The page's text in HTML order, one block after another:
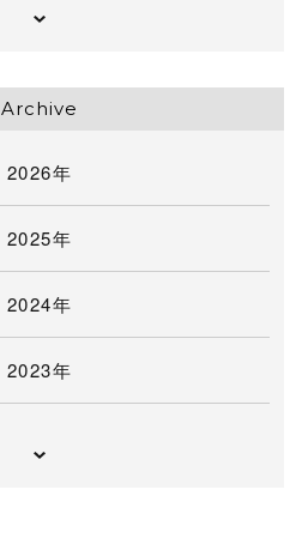
Archive
2026年
2025年
2024年
2023年